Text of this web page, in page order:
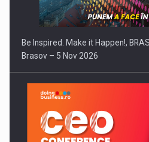
Be Inspired. Make it Happen!,
Brasov – 5 Nov 2026